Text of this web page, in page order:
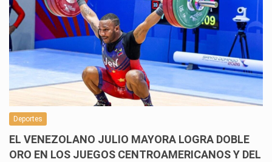
Deportes
EL VENEZOLANO JULIO MAYORA LOGRA DOBLE
ORO EN LOS JUEGOS CENTROAMERICANOS Y DEL